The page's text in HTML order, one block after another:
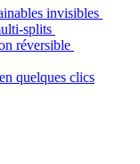
invisibles
splits
réversible
quelques clics